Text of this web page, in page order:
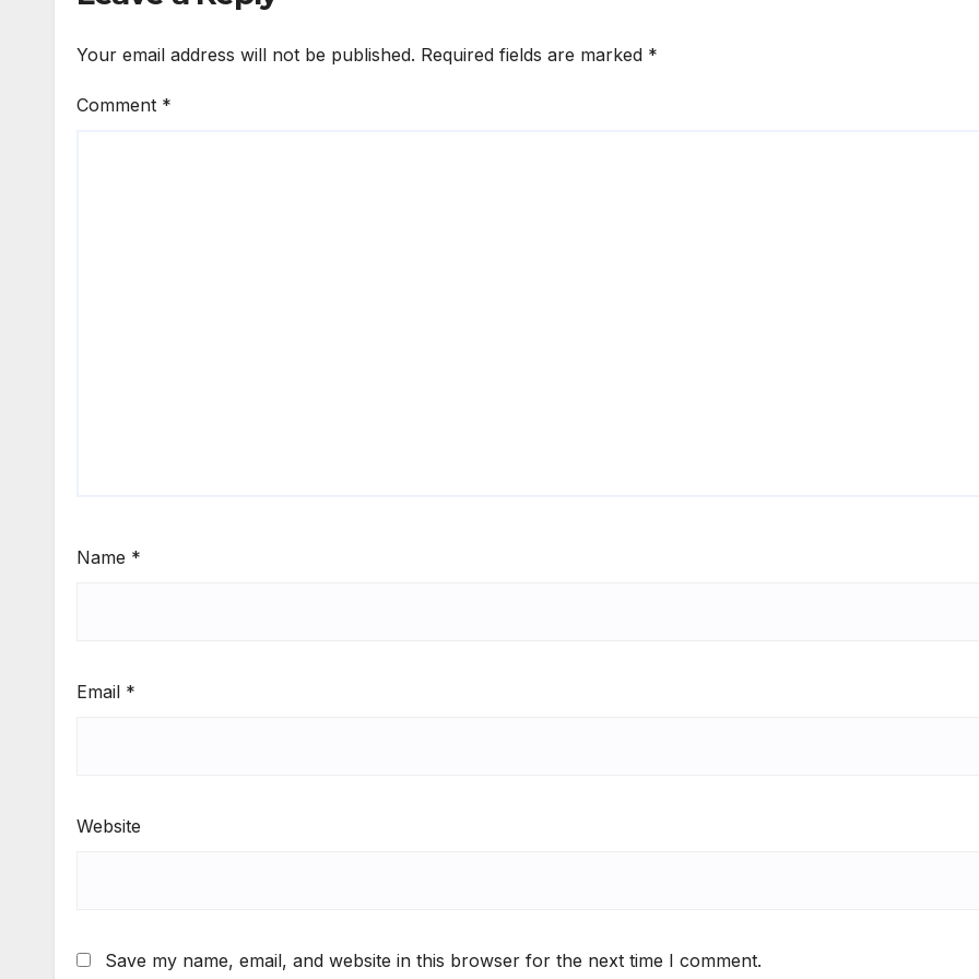
Your email address will not be published. Required fields are marked *
Comment *
Name *
Email *
Website
Save my name, email, and website in this browser for the next time I comment.